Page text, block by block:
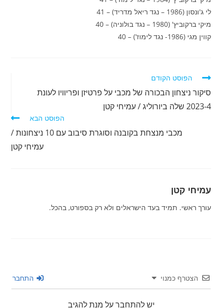
לי ג'ונסון (1986 – נגד ריאל מדריד) – 41
מיקי ברקוביץ' (1980 – נגד בולוניה) – 40
קווין מגי (1986- נגד לימוז') – 40
לקרוא
נוספים
הפוסט הקודם
סיקור ניצחון הבכורה של מכבי על פרטיזן ופריוויו לעונת
2023-4 שלה ביורוליג / עמיחי קטן
הפוסט הבא
מכבי מנצחת בקובנה וסוגרת סיבוב עם 10 ניצחונות /
עמיחי קטן
עמיחי קטן
עורך ראשי. תמיד בעד הישראלים ולא רק בספורט, בהכל.
הצטרף כמנוי התחבר
יש להתחבר על מנת להגיב